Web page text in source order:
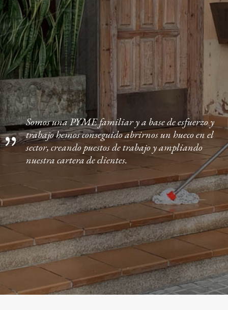
Somos una PYME familiar y a base de esfuerzo y
trabajo hemos conseguido abrirnos un hueco en el
sector, creando puestos de trabajo y ampliando
nuestra cartera de clientes.